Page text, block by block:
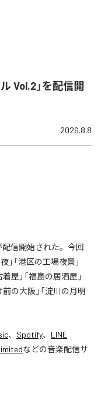
Vol.2」を配信開
2026.8.8
配信開始された。今回
「港区の工場夜景」
屋」「福島の居酒屋」
前の大阪」「淀川の月明
、 Spotify、 LINE
などの音楽配信サ